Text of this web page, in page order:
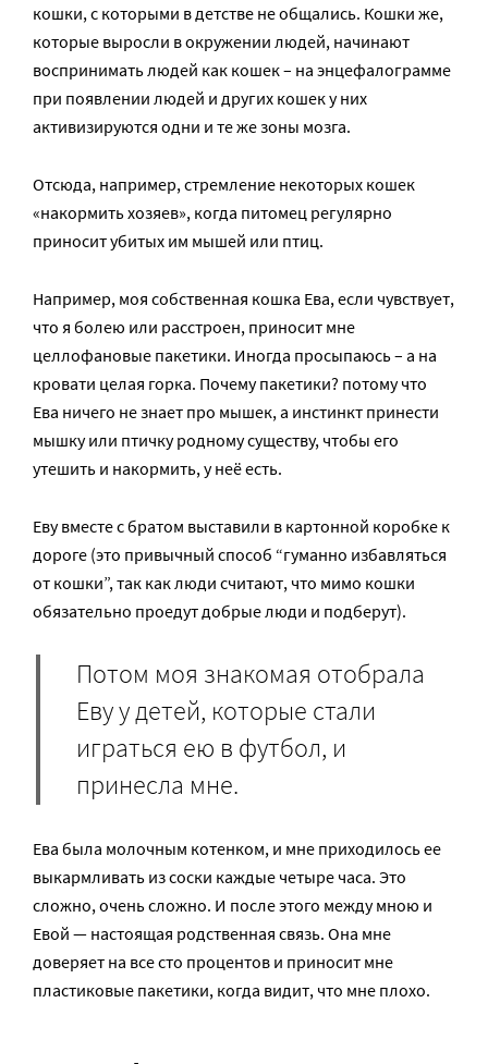
кошки, с которыми в детстве не общались. Кошки же,
которые выросли в окружении людей, начинают
воспринимать людей как кошек – на энцефалограмме
при появлении людей и других кошек у них
активизируются одни и те же зоны мозга.
Отсюда, например, стремление некоторых кошек
«накормить хозяев», когда питомец регулярно
приносит убитых им мышей или птиц.
Например, моя собственная кошка Ева, если чувствует,
что я болею или расстроен, приносит мне
целлофановые пакетики. Иногда просыпаюсь – а на
кровати целая горка. Почему пакетики? потому что
Ева ничего не знает про мышек, а инстинкт принести
мышку или птичку родному существу, чтобы его
утешить и накормить, у неё есть.
Еву вместе с братом выставили в картонной коробке к
дороге (это привычный способ “гуманно избавляться
от кошки”, так как люди считают, что мимо кошки
обязательно проедут добрые люди и подберут).
Потом моя знакомая отобрала
Еву у детей, которые стали
играться ею в футбол, и
принесла мне.
Ева была молочным котенком, и мне приходилось ее
выкармливать из соски каждые четыре часа. Это
сложно, очень сложно. И после этого между мною и
Евой — настоящая родственная связь. Она мне
доверяет на все сто процентов и приносит мне
пластиковые пакетики, когда видит, что мне плохо.